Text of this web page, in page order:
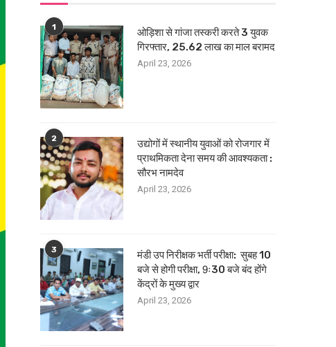
1
ओड़िशा से गांजा तस्करी करते 3 युवक
गिरफ्तार, 25.62 लाख का माल बरामद
April 23, 2026
2
उद्योगों में स्थानीय युवाओं को रोजगार में
प्राथमिकता देना समय की आवश्यकता :
सौरभ नामदेव
April 23, 2026
3
मंडी उप निरीक्षक भर्ती परीक्षा: सुबह 10
बजे से होगी परीक्षा, 9ः30 बजे बंद होंगे
केंद्रों के मुख्य द्वार
April 23, 2026